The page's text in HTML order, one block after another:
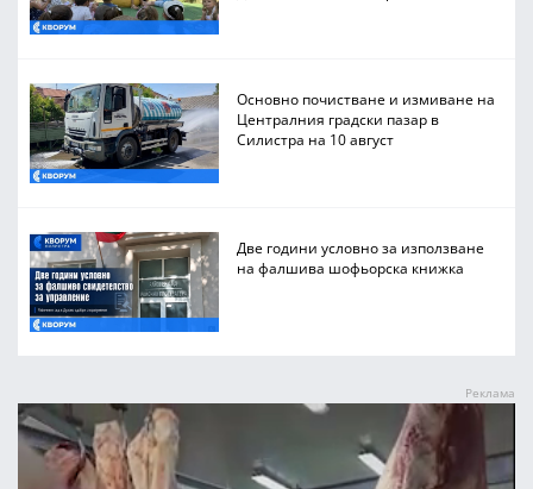
Основно почистване и измиване на
Централния градски пазар в
Силистра на 10 август
Две години условно за използване
на фалшива шофьорска книжка